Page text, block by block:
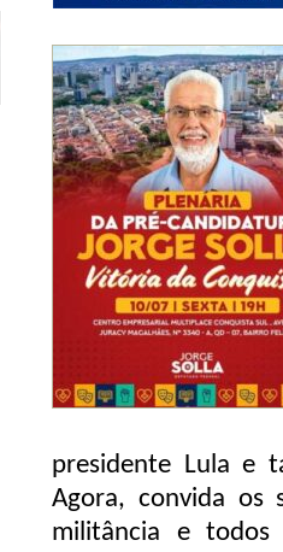
presidente Lula e
Agora, convida os
militância e todos